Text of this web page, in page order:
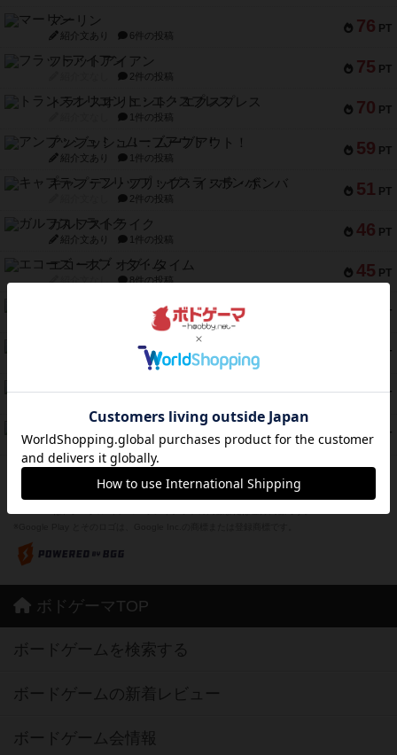
76 PT
マーリン
紹介文あり 6件の投稿
75 PT
フラットアイアン
2件の投稿
70 PT
トランスオリエント・エクスプレス
1件の投稿
59 PT
アンブッシュ！：ムーブアウト！
紹介文あり 1件の投稿
51 PT
キャプテン・フリップ：イスラ・ボンバ
2件の投稿
46 PT
ガルフストライク
紹介文あり 1件の投稿
45 PT
エコーズ・オブ・タイム
8件の投稿
PT
12件の投稿
PT
1件の投稿
45 PT
42 PT
紹介文あり 10件の投稿
※Apple、Apple のロゴ は、米国および他の国々で登録されたApple Inc.の商標です。
ボドゲーマTOP
ボードゲームを検索する
ボードゲームの新着レビュー
ボードゲーム会情報